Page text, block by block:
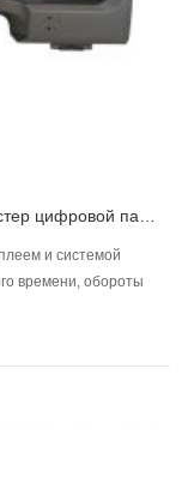
и системой
времени, обороты
и давление в